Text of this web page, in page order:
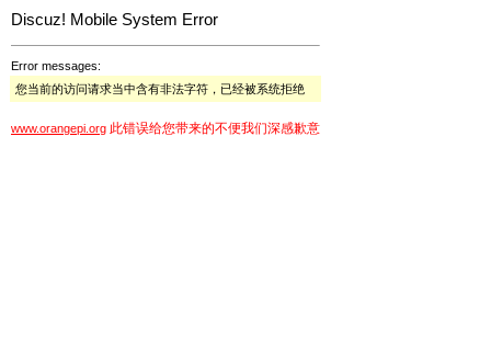
Discuz! Mobile System Error
Error messages:
您当前的访问请求当中含有非法字符，已经被系统拒绝
www.orangepi.org 此错误给您带来的不便我们深感歉意